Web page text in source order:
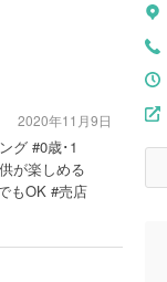
グ #0歳･1
が楽しめる
もOK #売店
2020年11月9日